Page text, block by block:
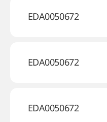
EDA0050672
EDA0050672
EDA0050672